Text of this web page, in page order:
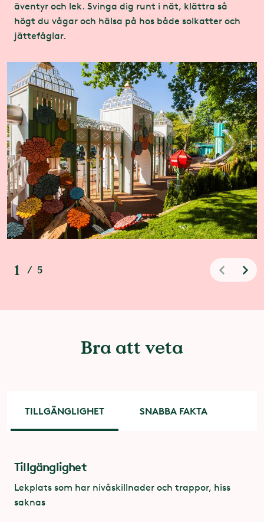
äventyr och lek. Svinga dig runt i nät, klättra så
högt du vågar och hälsa på hos både solkatter och
jättefåglar.
1 / 5
Bra att veta
TILLGÄNGLIGHET SNABBA FAKTA
Tillgänglighet
Lekplats som har nivåskillnader och trappor, hiss
saknas
Snabba fakta om Barnens Paradis
Åkkuponger: